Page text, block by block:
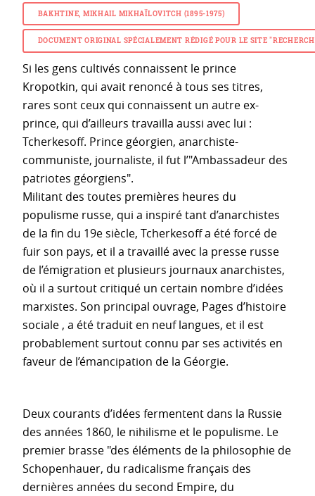
BAKHTINE, MIKHAIL MIKHAÏLOVITCH (1895-1975)
DOCUMENT ORIGINAL SPÉCIALEMENT RÉDIGÉ POUR LE SITE
Si les gens cultivés connaissent le prince
Kropotkin, qui avait renoncé à tous ses titres,
rares sont ceux qui connaissent un autre ex-
prince, qui d’ailleurs travailla aussi avec lui :
Tcherkesoff. Prince géorgien, anarchiste-
communiste, journaliste, il fut l’"Ambassadeur des
patriotes géorgiens".
Militant des toutes premières heures du
populisme russe, qui a inspiré tant d’anarchistes
de la fin du 19e siècle, Tcherkesoff a été forcé de
fuir son pays, et il a travaillé avec la presse russe
de l’émigration et plusieurs journaux anarchistes,
où il a surtout critiqué un certain nombre d’idées
marxistes. Son principal ouvrage, Pages d’histoire
sociale , a été traduit en neuf langues, et il est
probablement surtout connu par ses activités en
faveur de l’émancipation de la Géorgie.
Deux courants d’idées fermentent dans la Russie
des années 1860, le nihilisme et le populisme. Le
premier brasse "des éléments de la philosophie de
Schopenhauer, du radicalisme français des
dernières années du second Empire, du